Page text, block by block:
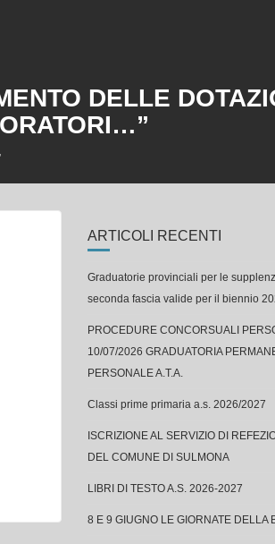
DELLE
ARTICOLI RECENTI
Graduatorie provinciali per le
seconda fascia valide per il biennio
PROCEDURE CONCORSUALI
10/07/2026 GRADUATORIA
PERSONALE A.T.A.
Classi prime primaria a.s. 2026/2027
ISCRIZIONE AL SERVIZIO DI
DEL COMUNE DI SULMONA
LIBRI DI TESTO A.S. 2026-2027
8 E 9 GIUGNO LE GIORNATE DELLA